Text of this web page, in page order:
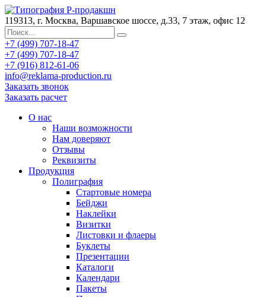
119313, г. Москва, Варшавское шоссе, д.33, 7 этаж, офис 12
+7 (499) 707-18-47
+7 (499) 707-18-47
+7 (916) 812-61-06
info@reklama-production.ru
Заказать звонок
Заказать расчет
О нас
Наши возможности
Нам доверяют
Отзывы
Реквизиты
Продукция
Полиграфия
Стартовые номера
Бейджи
Наклейки
Визитки
Листовки и флаеры
Буклеты
Презентации
Каталоги
Календари
Пакеты